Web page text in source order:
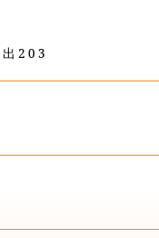
203